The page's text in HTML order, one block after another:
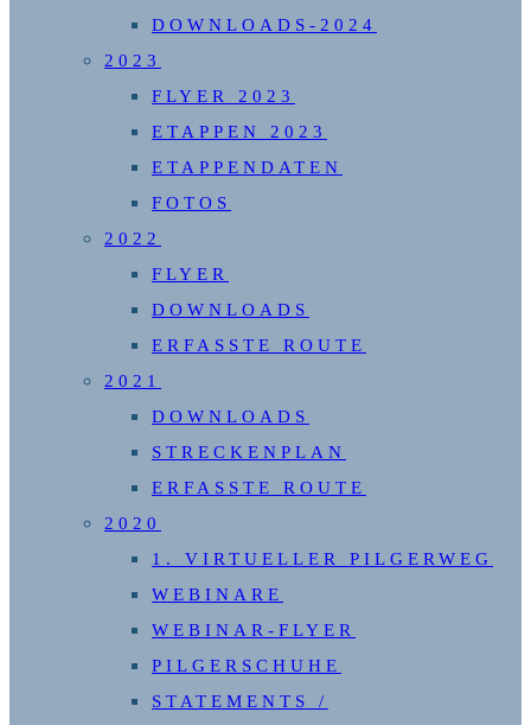
DOWNLOADS-2024
2023
FLYER 2023
ETAPPEN 2023
ETAPPENDATEN
FOTOS
2022
FLYER
DOWNLOADS
ERFASSTE ROUTE
2021
DOWNLOADS
STRECKENPLAN
ERFASSTE ROUTE
2020
1. VIRTUELLER PILGERWEG
WEBINARE
WEBINAR-FLYER
PILGERSCHUHE
STATEMENTS /